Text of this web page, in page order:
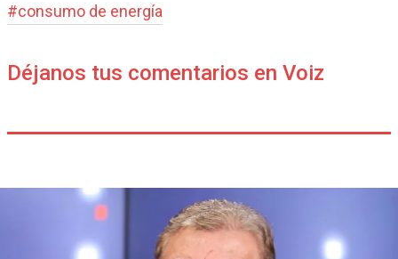
#consumo de energía
Déjanos tus comentarios en Voiz